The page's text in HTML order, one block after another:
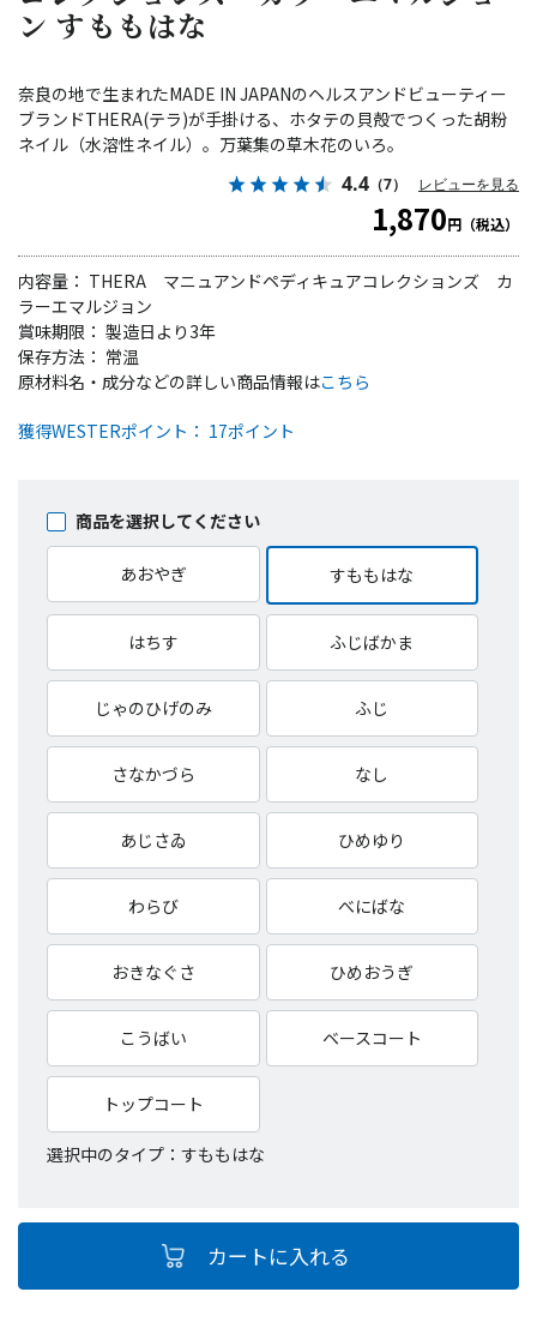
ン すももはな
奈良の地で生まれたMADE IN JAPANのヘルスアンドビューティー
ブランドTHERA(テラ)が手掛ける、ホタテの貝殻でつくった胡粉
ネイル（水溶性ネイル）。万葉集の草木花のいろ。
4.4 （7） レビューを見る
1,870円（税込）
内容量： THERA マニュアンドペディキュアコレクションズ カ
ラーエマルジョン
賞味期限： 製造日より3年
保存方法： 常温
獲得WESTERポイント： 17ポイント
商品を選択してください
あおやぎ すももはな
はちす ふじばかま
じゃのひげのみ ふじ
さなかづら なし
あじさゐ ひめゆり
わらび べにばな
おきなぐさ ひめおうぎ
こうばい ベースコート
トップコート
選択中のタイプ：すももはな
原材料名・成分などの詳しい商品情報はこちら